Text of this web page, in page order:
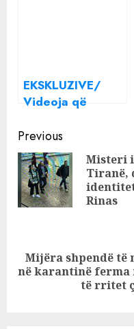
EKSKLUZIVE/
Videoja që
Durrësit, votuan
vetëm 612
persona, jo 1 546
sa thotë
“Foltorja”
Continue
Reading
Previous
Misteri i
Tiranë,
Rinas
Next
Mijëra shpendë
në karantinë ferma
të rritet